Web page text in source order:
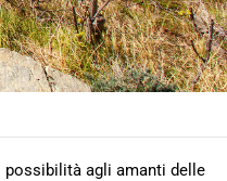
possibilità agli amanti delle